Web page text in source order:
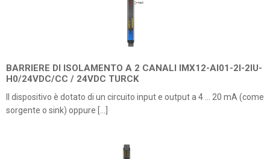
BARRIERE DI ISOLAMENTO A 2 CANALI IMX12-AI01-2I-2IU-
H0/24VDC/CC / 24VDC TURCK
Il dispositivo è dotato di un circuito input e output a 4 … 20 mA (come
sorgente o sink) oppure […]